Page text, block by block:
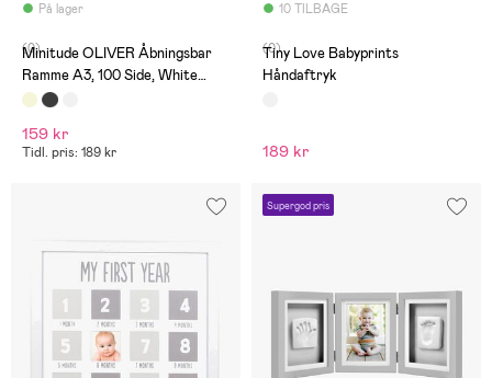
På lager
(0)
Minitude OLIVER Åbningsbar
Ramme A3, 100 Side, White
Wash
159 kr
Tidl. pris: 189 kr
10 TILBAGE
(0)
Tiny Love Babyprints
Håndaftryk
189 kr
Supergod pris